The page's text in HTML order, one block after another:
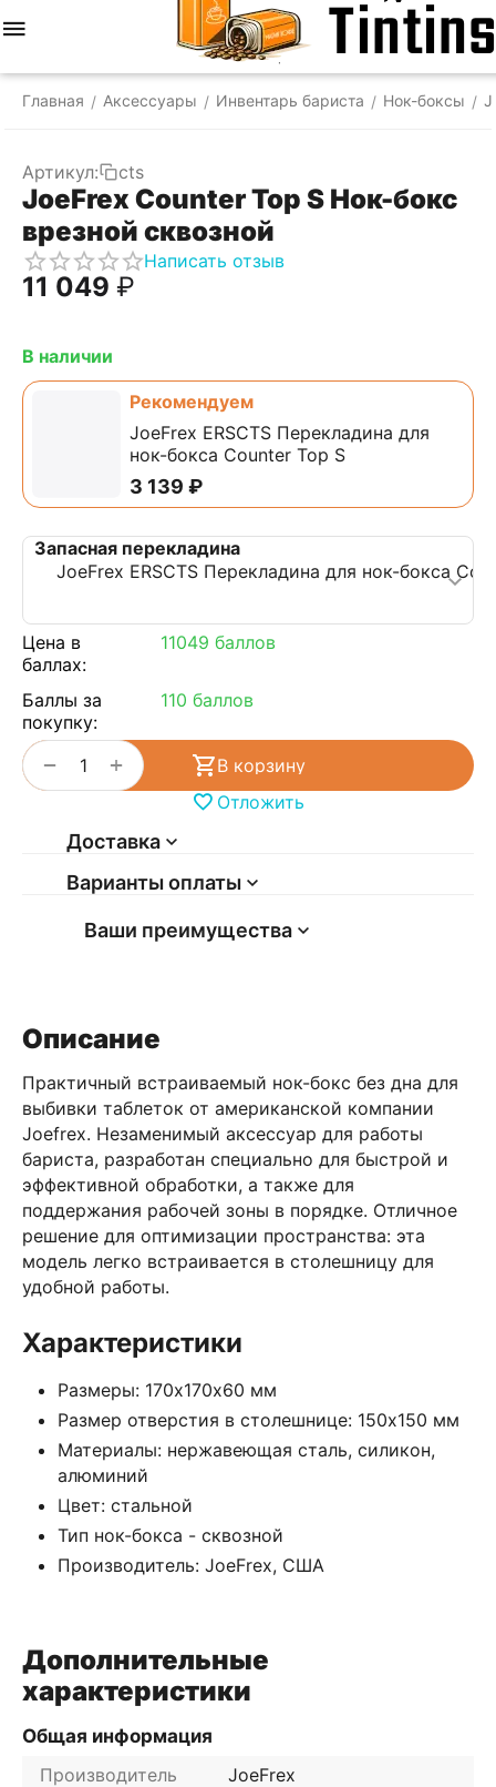
Главная / Аксессуары / Инвентарь бариста / Нок-боксы /
Артикул: cts
JoeFrex Counter Top S Нок-бокс
врезной сквозной
Написать отзыв
11 049 ₽
В наличии
Рекомендуем
JoeFrex ERSCTS Перекладина для
нок-бокса Counter Top S
3 139 ₽
Цена в
баллах:
11049 баллов
Баллы за
покупку:
110 баллов
+
−
В корзину
Отложить
Доставка
Варианты оплаты
Ваши преимущества
Описание
Практичный встраиваемый нок-бокс без дна для
выбивки таблеток от американской компании
Joefrex. Незаменимый аксессуар для работы
бариста, разработан специально для быстрой и
эффективной обработки, а также для
поддержания рабочей зоны в порядке. Отличное
решение для оптимизации пространства: эта
модель легко встраивается в столешницу для
удобной работы.
Характеристики
Размеры: 170х170х60 мм
Размер отверстия в столешнице: 150х150 мм
Материалы: нержавеющая сталь, силикон,
алюминий
Цвет: стальной
Тип нок-бокса - сквозной
Производитель: JoeFrex, США
Дополнительные
характеристики
Общая информация
Производитель
JoeFrex
Корзина Отложенные
товары
Аккаунт